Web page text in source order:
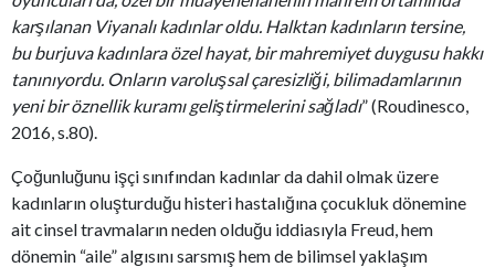
karşılanan Viyanalı kadınlar oldu. Halktan kadınların tersine,
bu burjuva kadınlara özel hayat, bir mahremiyet duygusu hakkı
tanınıyordu. Onların varoluşsal çaresizliği, bilimadamlarının
yeni bir öznellik kuramı geliştirmelerini sağladı” (Roudinesco,
2016, s.80).
Çoğunluğunu işçi sınıfından kadınlar da dahil olmak üzere
kadınların oluşturduğu histeri hastalığına çocukluk dönemine
ait cinsel travmaların neden olduğu iddiasıyla Freud, hem
dönemin “aile” algısını sarsmış hem de bilimsel yaklaşım